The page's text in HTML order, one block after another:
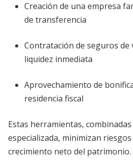
Creación de una empresa
de transferencia
Contratación de seguros de
liquidez inmediata
Aprovechamiento de
residencia fiscal
Estas herramientas,
especializada, minimizan
crecimiento neto del patrimonio.